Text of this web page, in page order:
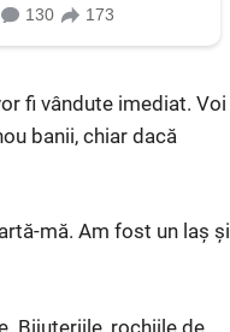
fi vândute imediat. Voi
banii, chiar dacă
mă. Am fost un laș și
Bijuteriile, rochiile de